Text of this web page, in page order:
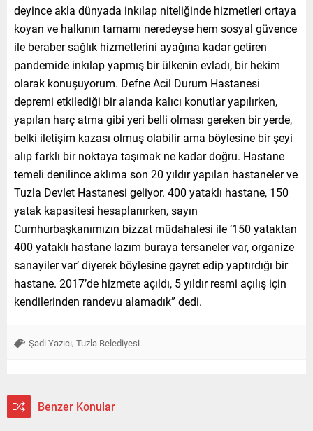
deyince akla dünyada inkılap niteliğinde hizmetleri ortaya
koyan ve halkının tamamı neredeyse hem sosyal güvence
ile beraber sağlık hizmetlerini ayağına kadar getiren
pandemide inkılap yapmış bir ülkenin evladı, bir hekim
olarak konuşuyorum. Defne Acil Durum Hastanesi
depremi etkilediği bir alanda kalıcı konutlar yapılırken,
yapılan harç atma gibi yeri belli olması gereken bir yerde,
belki iletişim kazası olmuş olabilir ama böylesine bir şeyi
alıp farklı bir noktaya taşımak ne kadar doğru. Hastane
temeli denilince aklıma son 20 yıldır yapılan hastaneler ve
Tuzla Devlet Hastanesi geliyor. 400 yataklı hastane, 150
yatak kapasitesi hesaplanırken, sayın
Cumhurbaşkanımızın bizzat müdahalesi ile ‘150 yataktan
400 yataklı hastane lazım buraya tersaneler var, organize
sanayiler var’ diyerek böylesine gayret edip yaptırdığı bir
hastane. 2017’de hizmete açıldı, 5 yıldır resmi açılış için
kendilerinden randevu alamadık” dedi.
Şadi Yazıcı, Tuzla Belediyesi
Benzer Konular